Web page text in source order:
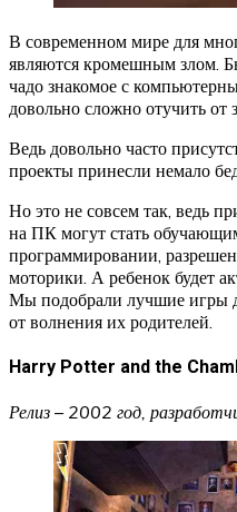
В современном мире для
являются кромешным злом.
чадо знакомое с
довольно сложно отучить
Ведь довольно часто
проекты принесли немало
Но это не совсем так, ведь
на ПК могут стать
программировании,
моторики. А ребенок будет
Мы подобрали лучшие игры
от волнения их родителей.
Harry Potter and the
Релиз – 2002 год,